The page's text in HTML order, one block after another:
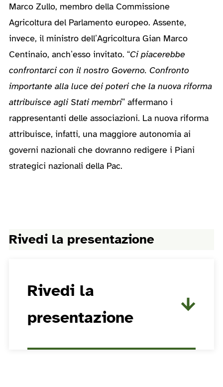
Marco Zullo, membro della Commissione
Agricoltura del Parlamento europeo. Assente,
invece, il ministro dell’Agricoltura Gian Marco
Centinaio, anch’esso invitato. “Ci piacerebbe
confrontarci con il nostro Governo. Confronto
importante alla luce dei poteri che la nuova riforma
attribuisce agli Stati membri” affermano i
rappresentanti delle associazioni. La nuova riforma
attribuisce, infatti, una maggiore autonomia ai
governi nazionali che dovranno redigere i Piani
strategici nazionali della Pac.
Rivedi la presentazione
Rivedi la
presentazione